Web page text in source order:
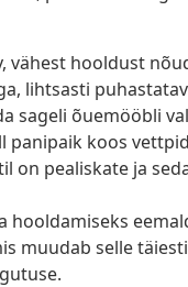
vähest hooldust
lihtsasti
sageli õuemööbli
panipaik koos
on pealiskate ja
hooldamiseks
muudab selle